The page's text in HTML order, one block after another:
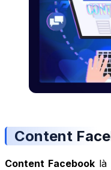
Content
Content Facebook là